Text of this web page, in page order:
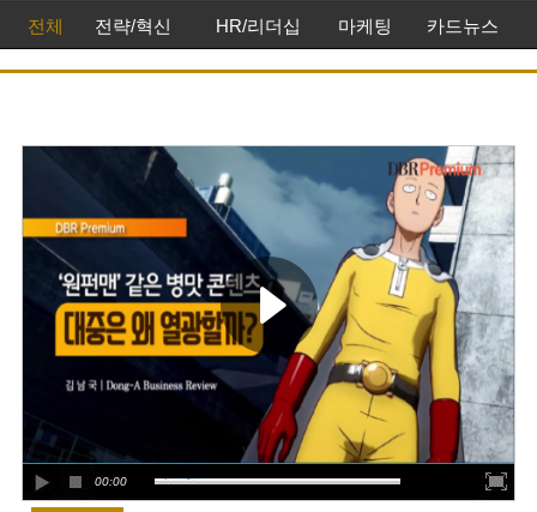
전체 전략/혁신 HR/리더십 마케팅 카드뉴스
00:00